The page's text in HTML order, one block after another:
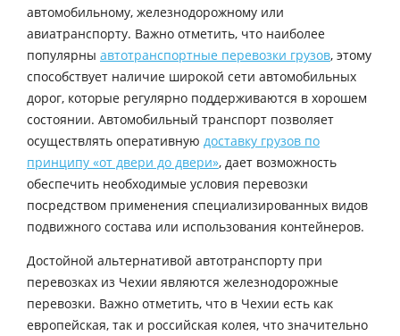
автомобильному, железнодорожному или
авиатранспорту. Важно отметить, что наиболее
популярны автотранспортные перевозки грузов, этому
способствует наличие широкой сети автомобильных
дорог, которые регулярно поддерживаются в хорошем
состоянии. Автомобильный транспорт позволяет
осуществлять оперативную доставку грузов по
принципу «от двери до двери», дает возможность
обеспечить необходимые условия перевозки
посредством применения специализированных видов
подвижного состава или использования контейнеров.
Достойной альтернативой автотранспорту при
перевозках из Чехии являются железнодорожные
перевозки. Важно отметить, что в Чехии есть как
европейская, так и российская колея, что значительно